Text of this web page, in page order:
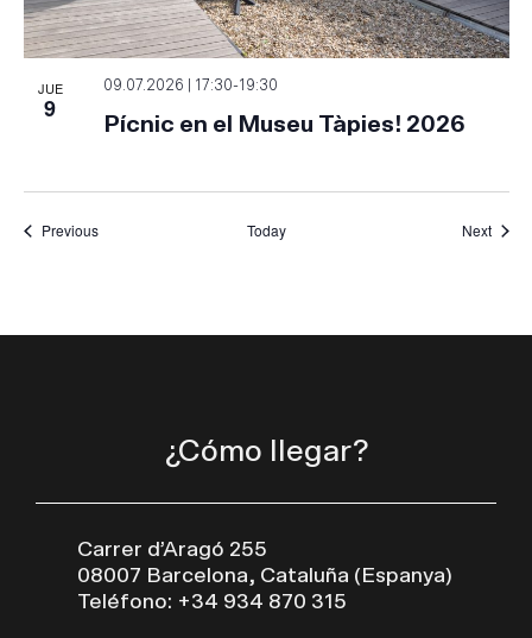
JUE
9
09.07.2026 | 17:30-19:30
Pícnic en el Museu Tàpies! 2026
PreviousEvents Today Next
¿Cómo llegar?
Carrer d’Aragó 255
08007 Barcelona, Cataluña (Espanya)
Teléfono: +34 934 870 315